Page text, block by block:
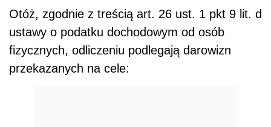
Otóż, zgodnie z treścią art. 26 ust. 1 pkt 9 lit. d
ustawy o podatku dochodowym od osób
fizycznych, odliczeniu podlegają darowizn
przekazanych na cele: